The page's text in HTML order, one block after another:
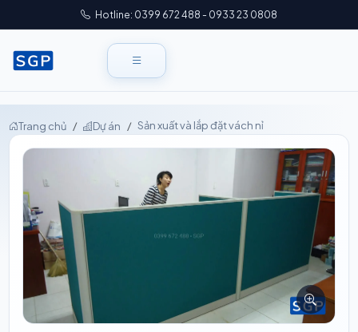
Hotline: 0399 672 488 - 0933 23 0808
Trang chủ Dự án Sản xuất và lắp đặt vách nỉ